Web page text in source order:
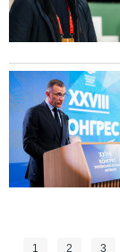
1 2 3